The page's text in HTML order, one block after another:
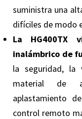
suministra una
difíciles de modo
La HG400TX
inalámbrico de
la seguridad, la
material de
aplastamiento
control remoto